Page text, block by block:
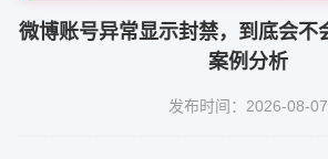
微博账号异常显示封禁，到底会不
案例分析
发布时间：2026-08-07